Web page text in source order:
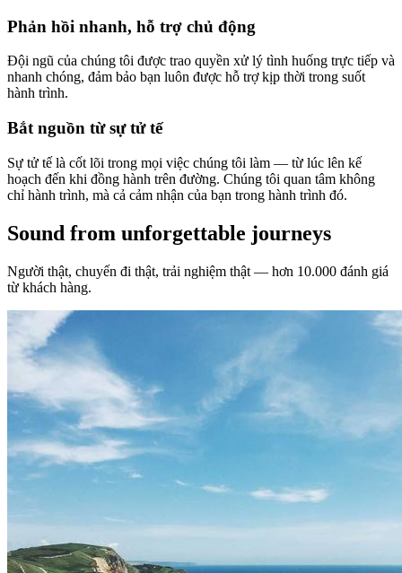
Phản hồi nhanh, hỗ trợ chủ động
Đội ngũ của chúng tôi được trao quyền xử lý tình huống trực tiếp và
nhanh chóng, đảm bảo bạn luôn được hỗ trợ kịp thời trong suốt
hành trình.
Bắt nguồn từ sự tử tế
Sự tử tế là cốt lõi trong mọi việc chúng tôi làm — từ lúc lên kế
hoạch đến khi đồng hành trên đường. Chúng tôi quan tâm không
chỉ hành trình, mà cả cảm nhận của bạn trong hành trình đó.
Sound from unforgettable journeys
Người thật, chuyến đi thật, trải nghiệm thật — hơn 10.000 đánh giá
từ khách hàng.